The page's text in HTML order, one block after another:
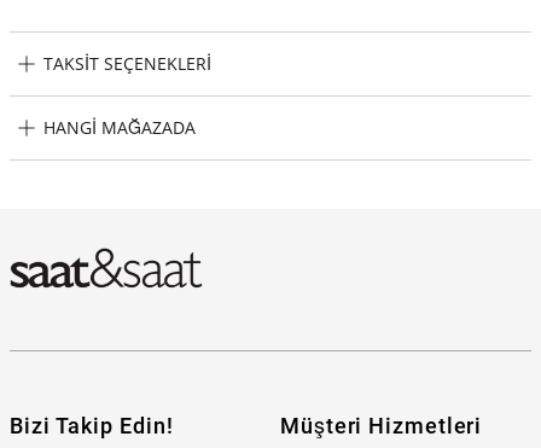
TAKSIT SEÇENEKLERI
HANGI MAĞAZADA
Bizi Takip Edin! Müşteri Hizmetleri